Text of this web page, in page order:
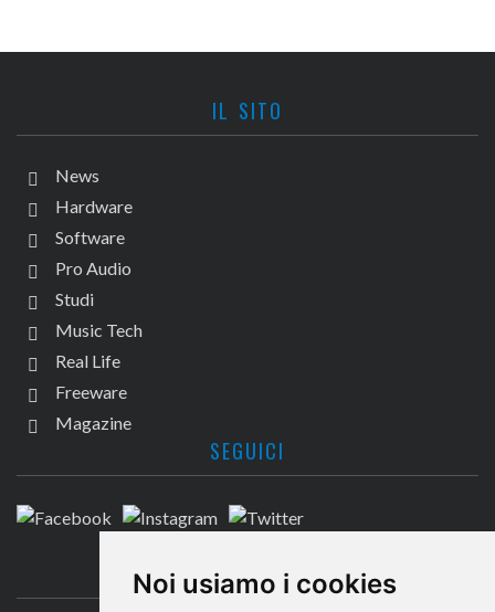
Noi usiamo i cookies
IL SITO
News
Hardware
Software
Pro Audio
Studi
Music Tech
Real Life
Freeware
Magazine
SEGUICI
CONTATTACI